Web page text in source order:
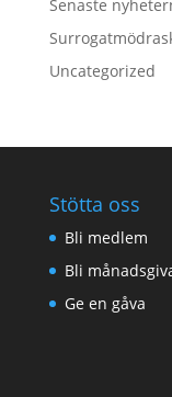
Senaste
Uncategorized
Stötta oss
Bli medlem
Bli
Ge en gåva